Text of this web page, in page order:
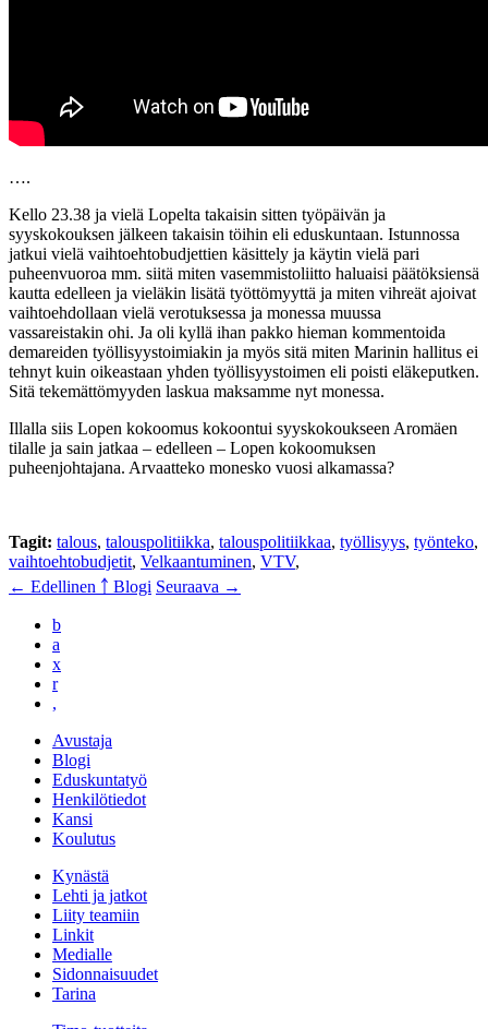
….
Kello 23.38 ja vielä Lopelta takaisin sitten työpäivän ja
syyskokouksen jälkeen takaisin töihin eli eduskuntaan. Istunnossa
jatkui vielä vaihtoehtobudjettien käsittely ja käytin vielä pari
puheenvuoroa mm. siitä miten vasemmistoliitto haluaisi päätöksiensä
kautta edelleen ja vieläkin lisätä työttömyyttä ja miten vihreät ajoivat
vaihtoehdollaan vielä verotuksessa ja monessa muussa
vassareistakin ohi. Ja oli kyllä ihan pakko hieman kommentoida
demareiden työllisyystoimiakin ja myös sitä miten Marinin hallitus ei
tehnyt kuin oikeastaan yhden työllisyystoimen eli poisti eläkeputken.
Sitä tekemättömyyden laskua maksamme nyt monessa.
Illalla siis Lopen kokoomus kokoontui syyskokoukseen Aromäen
tilalle ja sain jatkaa – edelleen – Lopen kokoomuksen
puheenjohtajana. Arvaatteko monesko vuosi alkamassa?
Tagit: talous, talouspolitiikka, talouspolitiikkaa, työllisyys, työnteko,
vaihtoehtobudjetit, Velkaantuminen, VTV,
← Edellinen ￪ Blogi Seuraava →
b
a
x
r
,
Avustaja
Blogi
Eduskuntatyö
Henkilötiedot
Kansi
Koulutus
Kynästä
Lehti ja jatkot
Liity teamiin
Linkit
Medialle
Sidonnaisuudet
Tarina